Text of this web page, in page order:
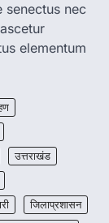
नेतृत्व में
मिला नया
सफल सर्जरी
2026
senectus nec
elementum
उत्तराखंड
जिलाप्रशासन